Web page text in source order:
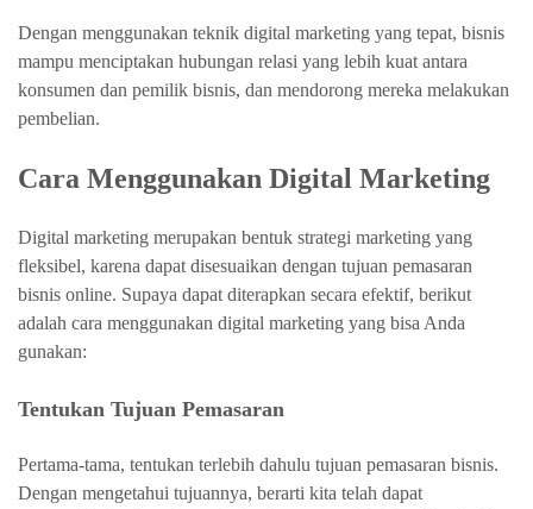
Dengan menggunakan teknik digital marketing yang tepat, bisnis
mampu menciptakan hubungan relasi yang lebih kuat antara
konsumen dan pemilik bisnis, dan mendorong mereka melakukan
pembelian.
Cara Menggunakan Digital Marketing
Digital marketing merupakan bentuk strategi marketing yang
fleksibel, karena dapat disesuaikan dengan tujuan pemasaran
bisnis online. Supaya dapat diterapkan secara efektif, berikut
adalah cara menggunakan digital marketing yang bisa Anda
gunakan:
Tentukan Tujuan Pemasaran
Pertama-tama, tentukan terlebih dahulu tujuan pemasaran bisnis.
Dengan mengetahui tujuannya, berarti kita telah dapat